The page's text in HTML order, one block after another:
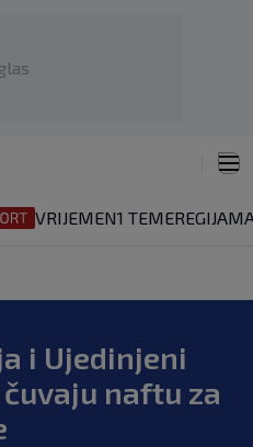
VRIJEMEN1 TEMEREGIJA
i Ujedinjeni
naftu za